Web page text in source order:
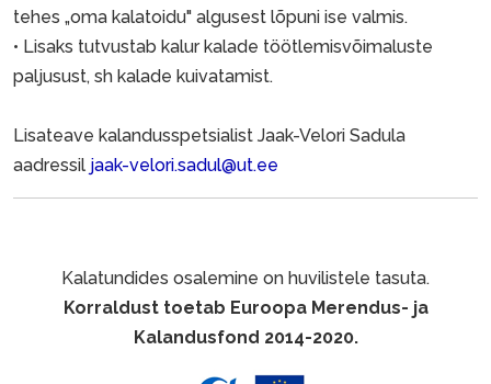
tehes „oma kalatoidu" algusest lõpuni ise valmis.
• Lisaks tutvustab kalur kalade töötlemisvõimaluste
paljusust, sh kalade kuivatamist.
Lisateave kalandusspetsialist Jaak-Velori Sadula
aadressil jaak-velori.sadul@ut.ee
Kalatundides osalemine on huvilistele tasuta.
Korraldust toetab Euroopa Merendus- ja
Kalandusfond 2014-2020.